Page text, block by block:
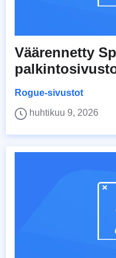
Väärennetty
Rogue-sivustot
huhtikuu 9, 2026